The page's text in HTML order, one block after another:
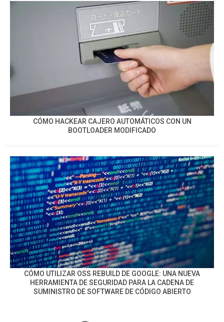
CÓMO HACKEAR CAJERO AUTOMÁTICOS CON UN
BOOTLOADER MODIFICADO
CÓMO UTILIZAR OSS REBUILD DE GOOGLE: UNA NUEVA
HERRAMIENTA DE SEGURIDAD PARA LA CADENA DE
SUMINISTRO DE SOFTWARE DE CÓDIGO ABIERTO